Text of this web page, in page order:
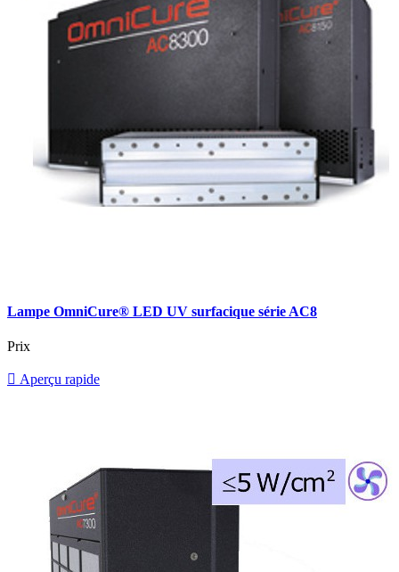
Lampe OmniCure® LED UV surfacique série AC8
Prix
 Aperçu rapide